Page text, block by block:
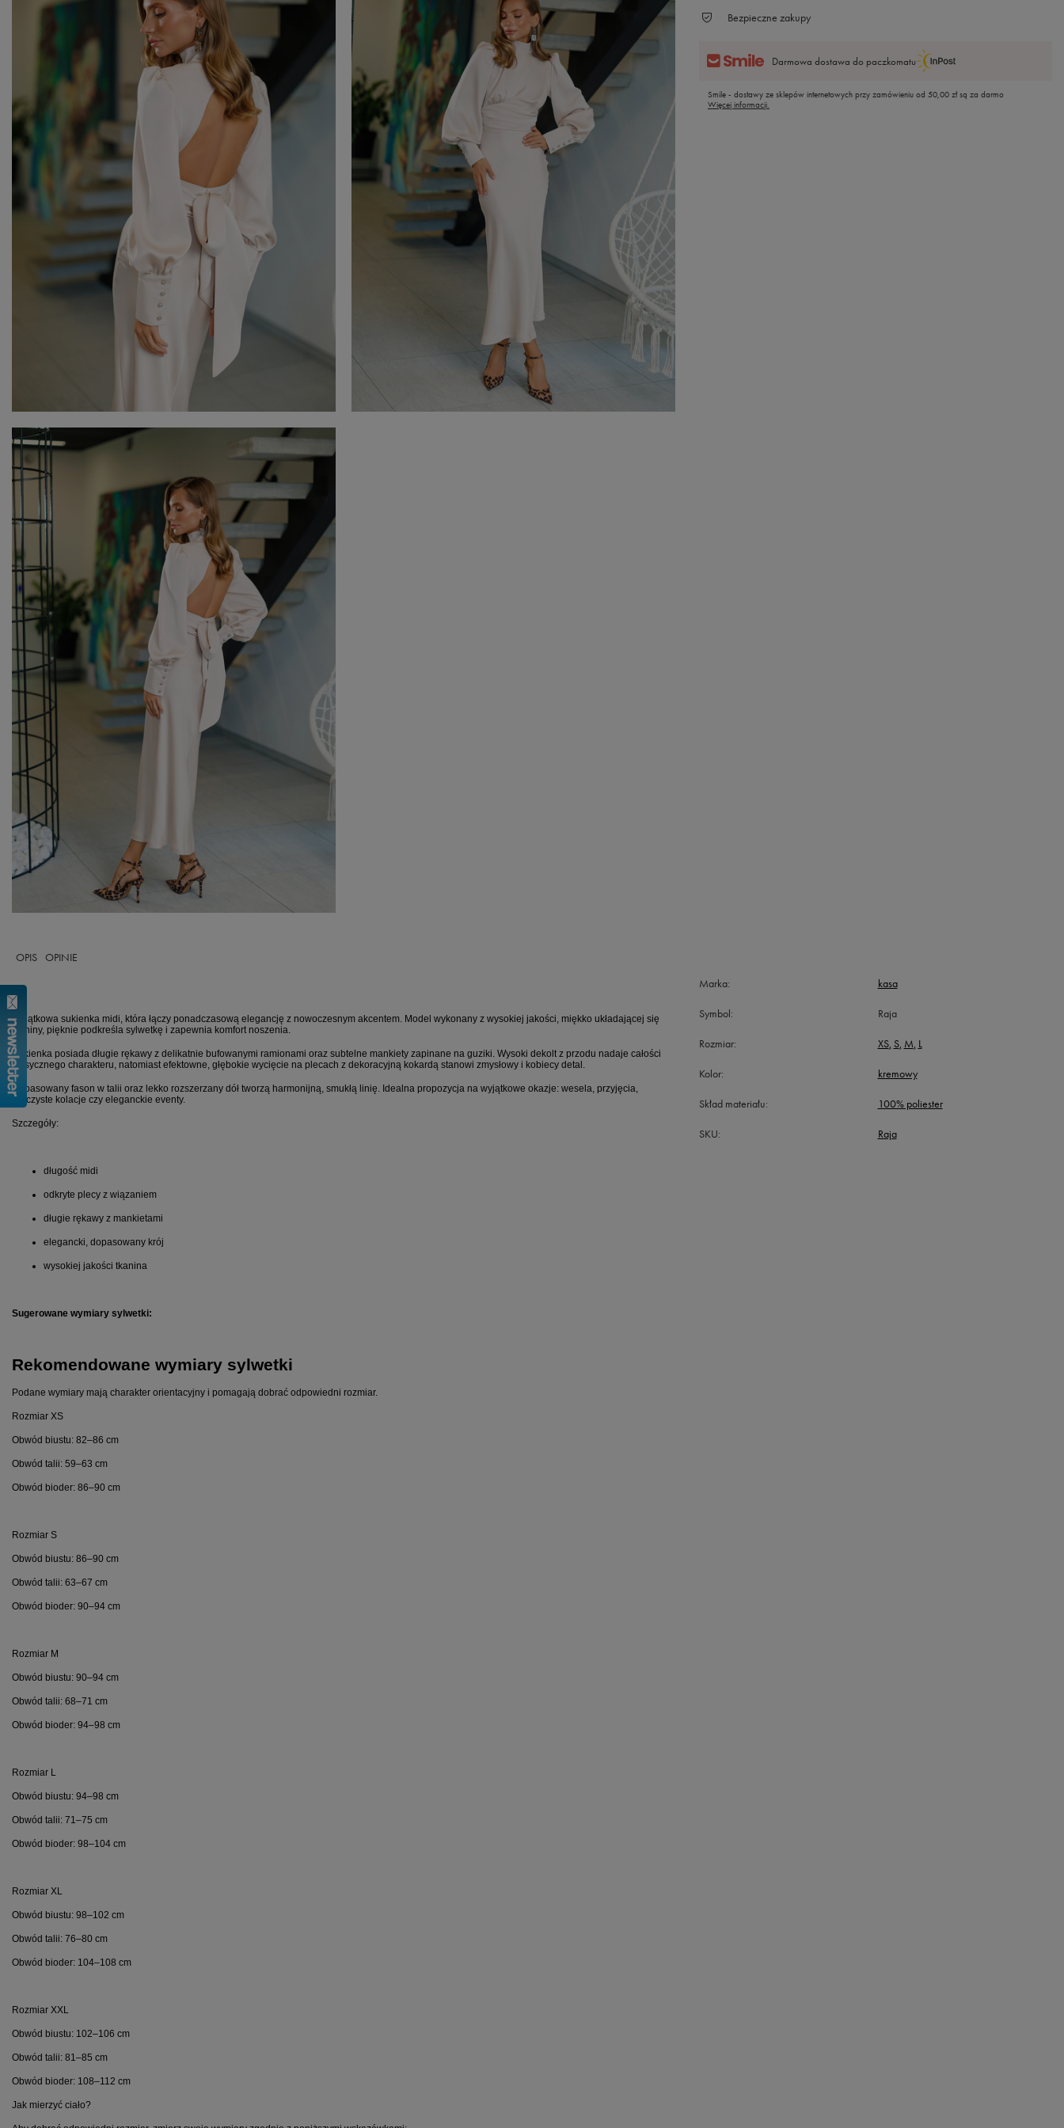
Bezpieczne zakupy
Darmowa dostawa do paczkomatu
Smile - dostawy ze sklepów internetowych przy zamówieniu od 50,00 złsą za darmo
Więcej informacji.
OPIS OPINIE
Wyjątkowa sukienka midi, która łączy ponadczasową elegancję z nowoczesnym akcentem. Model wykonany z wysokiej jakości, miękko układającej się
tkaniny, pięknie podkreśla sylwetkę i zapewnia komfort noszenia.
Sukienka posiada długie rękawy z delikatnie bufowanymi ramionami oraz subtelne mankiety zapinane na guziki. Wysoki dekolt z przodu nadaje całości
klasycznego charakteru, natomiast efektowne, głębokie wycięcie na plecach z dekoracyjną kokardą stanowi zmysłowy i kobiecy detal.
Dopasowany fason w talii oraz lekko rozszerzany dół tworzą harmonijną, smukłą linię. Idealna propozycja na wyjątkowe okazje: wesela, przyjęcia,
uroczyste kolacje czy eleganckie eventy.
Szczegóły:
długość midi
odkryte plecy z wiązaniem
długie rękawy z mankietami
elegancki, dopasowany krój
wysokiej jakości tkanina
Sugerowane wymiary sylwetki:
Rekomendowane wymiary sylwetki
Podane wymiary mają charakter orientacyjny i pomagają dobrać odpowiedni rozmiar.
Rozmiar XS
Obwód biustu: 82–86 cm
Obwód talii: 59–63 cm
Obwód bioder: 86–90 cm
Rozmiar S
Obwód biustu: 86–90 cm
Obwód talii: 63–67 cm
Obwód bioder: 90–94 cm
Rozmiar M
Obwód biustu: 90–94 cm
Obwód talii: 68–71 cm
Obwód bioder: 94–98 cm
Rozmiar L
Obwód biustu: 94–98 cm
Obwód talii: 71–75 cm
Obwód bioder: 98–104 cm
Rozmiar XL
Obwód biustu: 98–102 cm
Obwód talii: 76–80 cm
Obwód bioder: 104–108 cm
Rozmiar XXL
Obwód biustu: 102–106 cm
Obwód talii: 81–85 cm
Obwód bioder: 108–112 cm
Jak mierzyć ciało?
Marka kasa
Symbol Raja
Rozmiar XS S M L
Kolor kremowy
Skład materiału 100% poliester
SKU Raja